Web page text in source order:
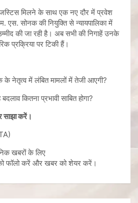
जस्टिस मिलने के साथ एक नए दौर में प्रवेश
एस. सोनक की नियुक्ति से न्यायपालिका में
की जा रही है। अब सभी की निगाहें उनके
प्रक्रिया पर टिकी हैं।
नेतृत्व में लंबित मामलों में तेजी आएगी?
कितना प्रभावी साबित होगा?
साझा करें।
खबरों के लिए
फॉलो करें और खबर को शेयर करें।